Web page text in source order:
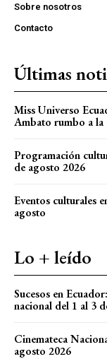
Sobre nosotros
Contacto
Últimas
Miss Universo
Ambato rumbo a la
Programación
de agosto 2026
Eventos culturales
agosto
Lo + leído
Sucesos en
nacional del 1 al 3
Cinemateca
agosto 2026